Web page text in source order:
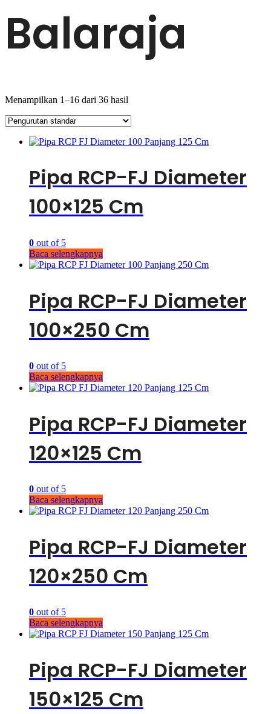
Balaraja
Menampilkan 1–16 dari 36 hasil
Pipa RCP-FJ Diameter
100×125 Cm
0 out of 5
Baca selengkapnya
Pipa RCP-FJ Diameter
100×250 Cm
0 out of 5
Baca selengkapnya
Pipa RCP-FJ Diameter
120×125 Cm
0 out of 5
Baca selengkapnya
Pipa RCP-FJ Diameter
120×250 Cm
0 out of 5
Baca selengkapnya
Pipa RCP-FJ Diameter
150×125 Cm